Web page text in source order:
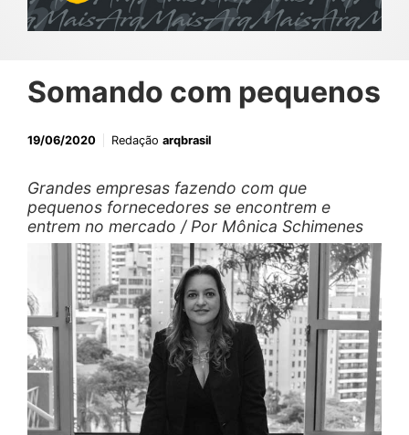
Somando com pequenos
19/06/2020 Redação arqbrasil
Grandes empresas fazendo com que
pequenos fornecedores se encontrem e
entrem no mercado / Por Mônica Schimenes